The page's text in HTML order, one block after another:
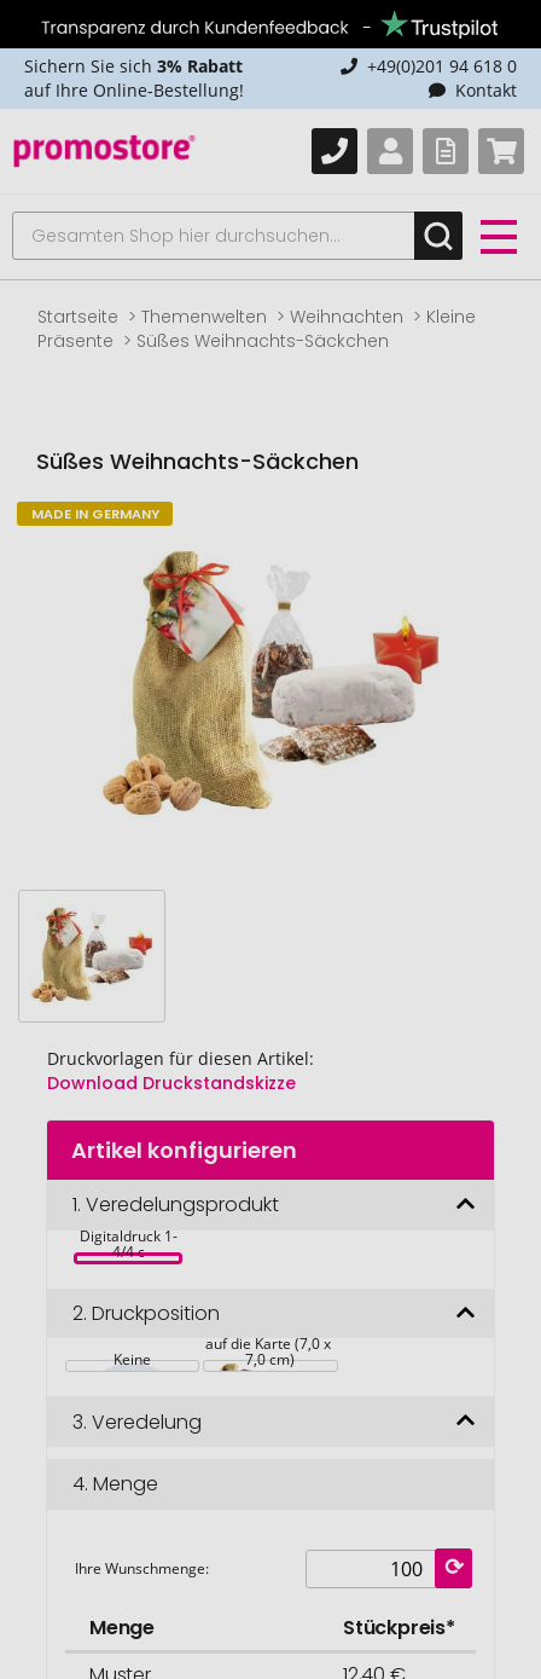
Sichern Sie sich 3% Rabatt
auf Ihre Online-Bestellung!
+49(0)201 94 618 0
Kontakt
Startseite Themenwelten Weihnachten
Kleine
Präsente
Süßes Weihnachts-Säckchen
Süßes Weihnachts-Säckchen
Zum
Druckvorlagen für diesen Artikel:
Download Druckstandskizze
Zum
Anfang
Bildgalerie
springen
MADE IN GERMANY
Artikel konfigurieren
1. Veredelungsprodukt
Weihnachts-
Digitaldruck 1-
4/4 c
2. Druckposition
Keine
auf die Karte (7,0 x
7,0 cm)
3. Veredelung
4. Menge
Ihre Wunschmenge:
Menge
Stückpreis*